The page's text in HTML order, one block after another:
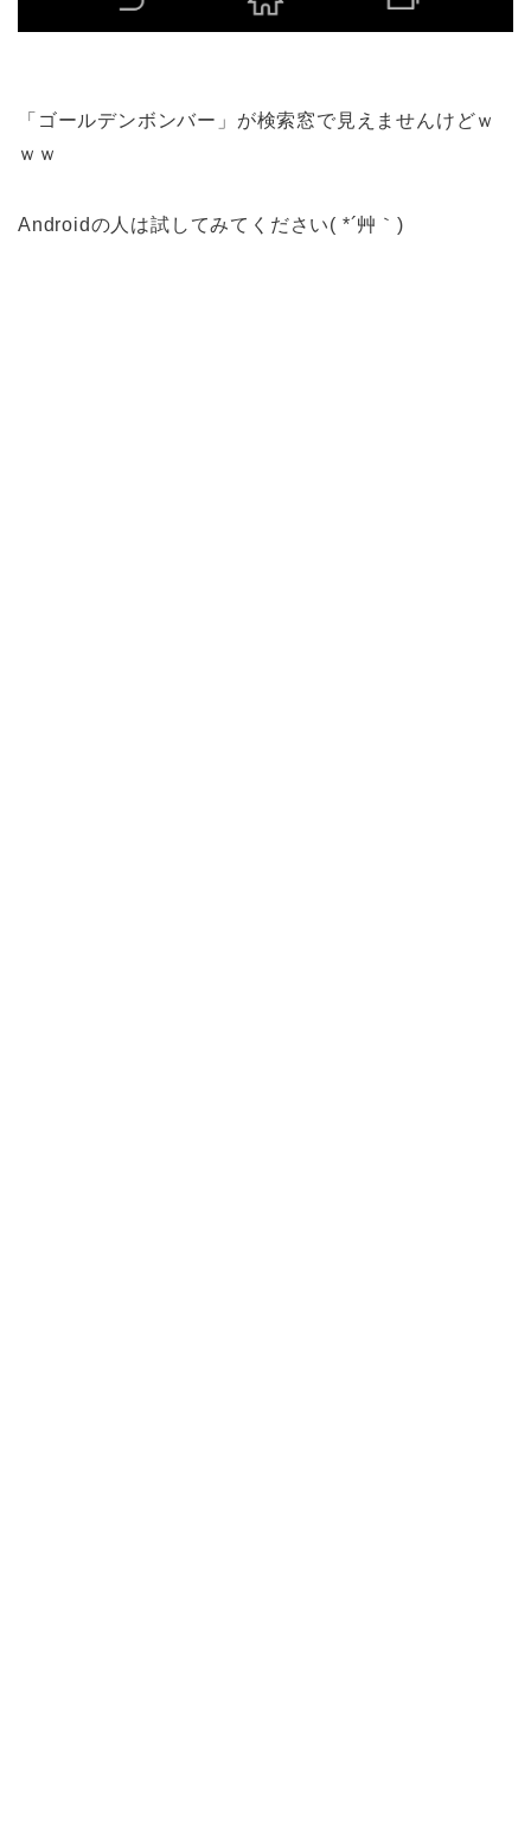
「ゴールデンボンバー」が検索窓で見えませんけどｗ
ｗｗ
Androidの人は試してみてください( *´艸｀)